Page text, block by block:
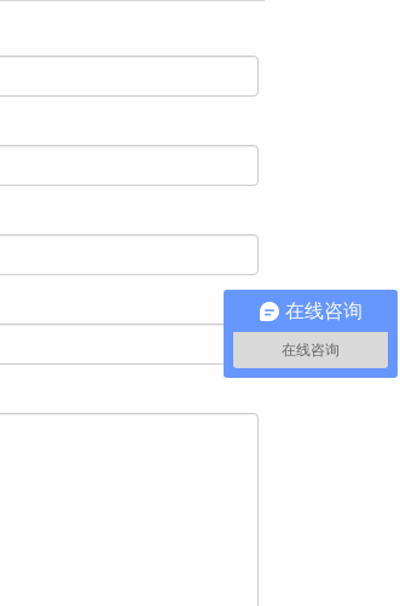
在线咨询
在线咨询